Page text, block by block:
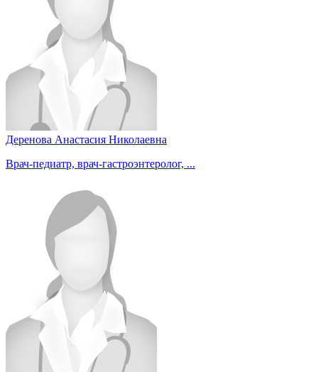
Деренова Анастасия Николаевна
Врач-педиатр, врач-гастроэнтеролог, ...